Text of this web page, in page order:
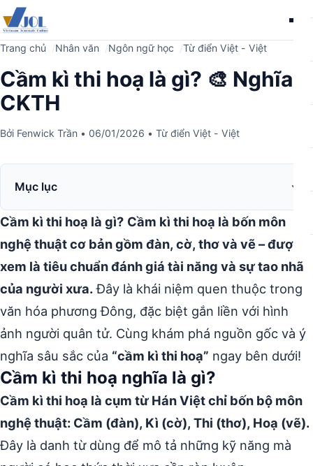
Trang chủ Nhân văn Ngôn ngữ học Từ điển Việt - Việt
Cầm kì thi hoạ là gì? 🎨 Nghĩa
CKTH
Bởi Fenwick Trần • 06/01/2026 • Từ điển Việt - Việt
Mục lục
Cầm kì thi hoạ là gì? Cầm kì thi hoạ là bốn môn
nghệ thuật cơ bản gồm đàn, cờ, thơ và vẽ – được
xem là tiêu chuẩn đánh giá tài năng và sự tao nhã
của người xưa.Đây là khái niệm quen thuộc trong
văn hóa phương Đông, đặc biệt gắn liền với hình
ảnh người quân tử. Cùng khám phá nguồn gốc và ý
nghĩa sâu sắc của “cầm kì thi hoạ” ngay bên dưới!
Cầm kì thi hoạ nghĩa là gì?
Cầm kì thi hoạ là cụm từ Hán Việt chỉ bốn bộ môn
nghệ thuật: Cầm (đàn), Kì (cờ), Thi (thơ), Hoạ (vẽ).
Đây là danh từ dùng để mô tả những kỹ năng mà